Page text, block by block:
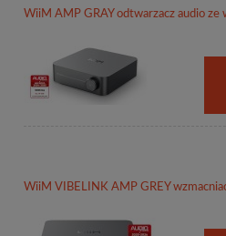
WiiM AMP GRAY odtwarzacz audio ze
WiiM VIBELINK AMP GREY